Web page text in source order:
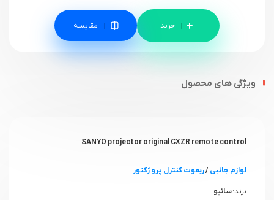
مقایسه
ویژگی های محصول
SANYO projector original CXZR remote control
لوازم جانبی/ریموت کنترل پروژکتور
برند:سانیو